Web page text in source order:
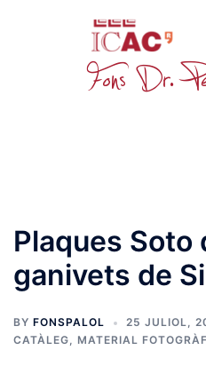
Plaques Soto
ganivets de
BY FONSPALOL
25 JULIOL,
CATÀLEG, MATERIAL